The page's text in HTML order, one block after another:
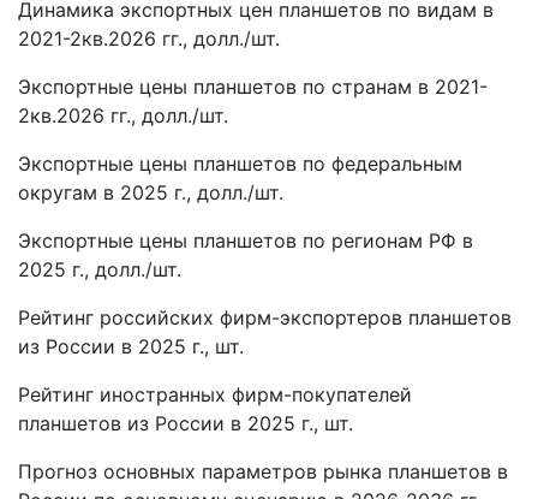
Динамика экспортных цен планшетов по видам в
2021-2кв.2026 гг., долл./шт.
Экспортные цены планшетов по странам в 2021-
2кв.2026 гг., долл./шт.
Экспортные цены планшетов по федеральным
округам в 2025 г., долл./шт.
Экспортные цены планшетов по регионам РФ в
2025 г., долл./шт.
Рейтинг российских фирм-экспортеров планшетов
из России в 2025 г., шт.
Рейтинг иностранных фирм-покупателей
планшетов из России в 2025 г., шт.
Прогноз основных параметров рынка планшетов в